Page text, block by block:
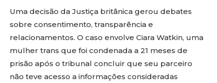
Uma decisão da Justiça britânica gerou debates
sobre consentimento, transparência e
relacionamentos. O caso envolve Ciara Watkin, uma
mulher trans que foi condenada a 21 meses de
prisão após o tribunal concluir que seu parceiro
não teve acesso a informações consideradas